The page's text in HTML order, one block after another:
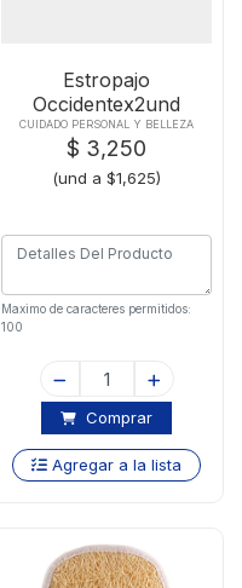
Estropajo
Occidentex2und
Pomos
CUIDADO PERSONAL Y BELLEZA
$ 3,250
(und a $1,625)
Maximo de caracteres permitidos:
100
Comprar
Agregar a la lista